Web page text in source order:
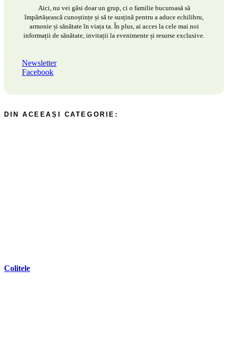
Aici, nu vei găsi doar un grup, ci o familie bucuroasă să
împărtășească cunoștințe și să te susțină pentru a aduce echilibru,
armonie și sănătate în viața ta. În plus, ai acces la cele mai noi
informații de sănătate, invitații la evenimente și resurse exclusive.
Newsletter
Facebook
Colitele